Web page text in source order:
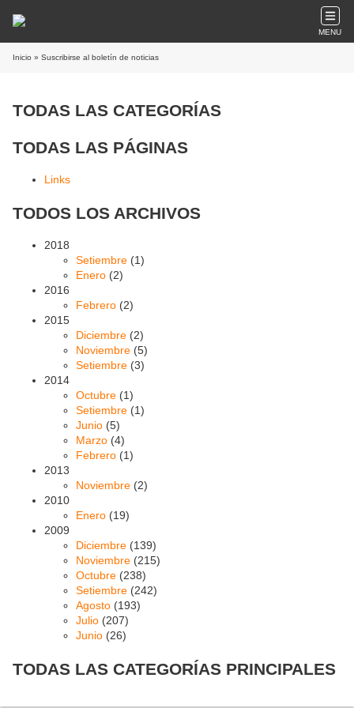
MENU
Inicio » Suscribirse al boletín de noticias
TODAS LAS CATEGORÍAS
TODAS LAS PÁGINAS
Links
TODOS LOS ARCHIVOS
2018
Setiembre (1)
Enero (2)
2016
Febrero (2)
2015
Diciembre (2)
Noviembre (5)
Setiembre (3)
2014
Octubre (1)
Setiembre (1)
Junio (5)
Marzo (4)
Febrero (1)
2013
Noviembre (2)
2010
Enero (19)
2009
Diciembre (139)
Noviembre (215)
Octubre (238)
Setiembre (242)
Agosto (193)
Julio (207)
Junio (26)
TODAS LAS CATEGORÍAS PRINCIPALES